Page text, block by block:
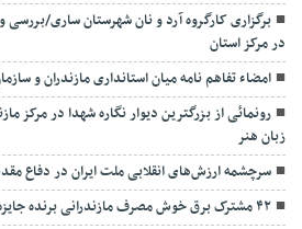
برگزاری کارگروه آرد و نان شهرستان ساری/بررسی
در مرکز استان
امضاء تفاهم نامه میان استانداری مازندران و
رونمائی از بزرگترین دیوار نگاره شهدا در مرکز
زبان هنر
سرچشمه ارزش‌های انقلابی ملت ایران در دفاع
۴۲ مشترک برق خوش مصرف مازندرانی برنده جایزه ۱۰۰ میلیون ریالی